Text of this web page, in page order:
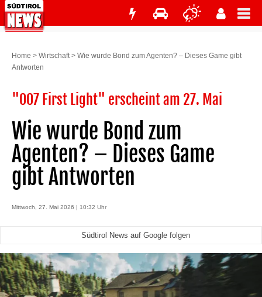
Home > Wirtschaft> Wie wurde Bond zum Agenten? – Dieses Game gibt
Antworten
"007 First Light" erscheint am 27. Mai
Wie wurde Bond zum
Agenten? – Dieses Game
gibt Antworten
Mittwoch, 27. Mai 2026 | 10:32 Uhr
Südtirol News auf Google folgen